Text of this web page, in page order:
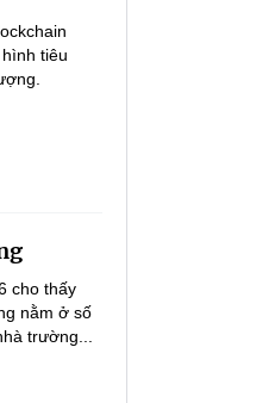
tiêu
cho thấy
nằm ở số
trường...